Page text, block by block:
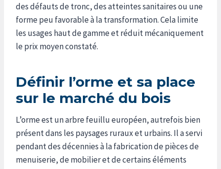
des défauts de tronc, des atteintes sanitaires ou une
forme peu favorable à la transformation. Cela limite
les usages haut de gamme et réduit mécaniquement
le prix moyen constaté.
Définir l’orme et sa place
sur le marché du bois
L’orme est un arbre feuillu européen, autrefois bien
présent dans les paysages ruraux et urbains. Il a servi
pendant des décennies à la fabrication de pièces de
menuiserie, de mobilier et de certains éléments